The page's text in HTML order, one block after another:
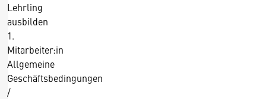
Lehrling
ausbilden
1.
Mitarbeiter:in
Allgemeine
Geschäftsbedingungen
/